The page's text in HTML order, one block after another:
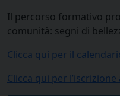
Il percorso formativo
comunità: segni di
Clicca qui per il
Clicca qui per